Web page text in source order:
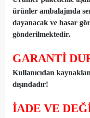
ürünler ambalajında
dayanacak ve hasar
gönderilmektedir.
GARANTİ
Kullanıcıdan
dışındadır!
İADE VE